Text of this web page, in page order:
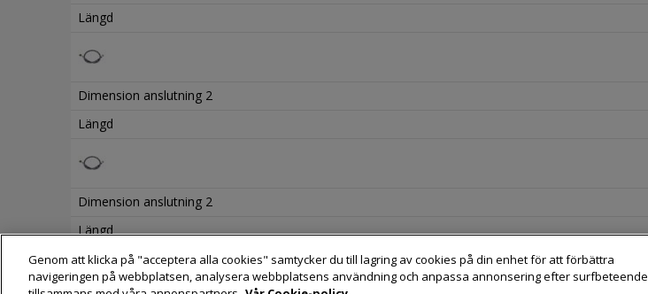
Längd
Dimension anslutning 2
Längd
Dimension anslutning 2
Längd
Genom att klicka på "acceptera alla cookies" samtycker du till lagring av cookies på din enhet för att förbättra
navigeringen på webbplatsen, analysera webbplatsens användning och anpassa annonsering efter surfbeteende